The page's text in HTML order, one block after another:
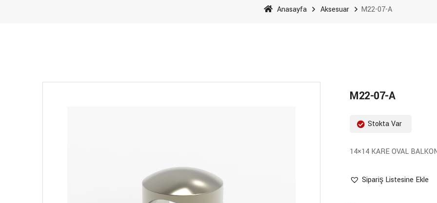
Anasayfa Aksesuar M22-07-A
M22-07-A
Stokta Var
14×14 KARE OVAL
Sipariş Listesine Ekle